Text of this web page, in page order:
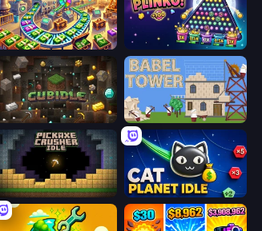
Money Factory: Tycoon Idle Game PLINKO!
Cubidle Babel Tower
Pickaxe Crusher Idle Cat Planet Idle